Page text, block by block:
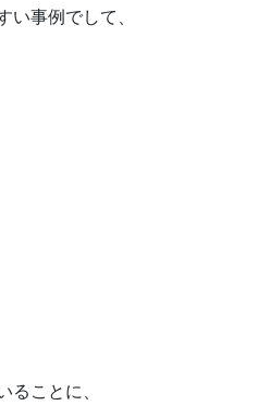
い事例でして、
ることに、